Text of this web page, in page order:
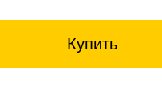
Купить